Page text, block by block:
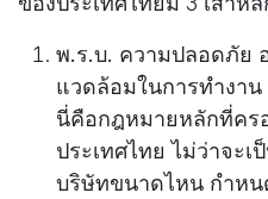
พ.ร.บ. ความปลอดภัย
แวดล้อมในการทำงา
นี่คือกฎหมายหลักที่คร
ประเทศไทย ไม่ว่าจะ
บริษัทขนาดไหน กำห